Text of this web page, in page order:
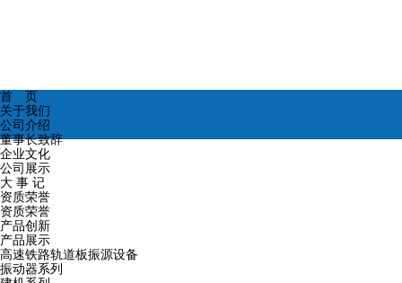
首 页
关于我们
公司介绍
董事长致辞
企业文化
公司展示
大 事 记
资质荣誉
资质荣誉
产品创新
产品展示
高速铁路轨道板振源设备
振动器系列